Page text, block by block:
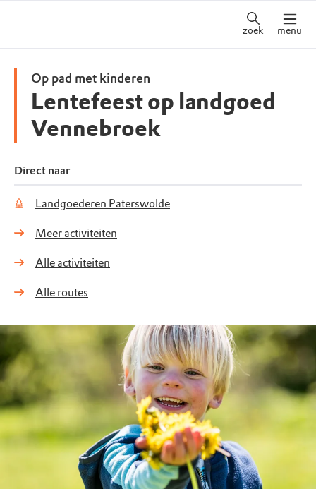
zoek menu
Op pad met kinderen
Lentefeest op landgoed
Vennebroek
Direct naar
Landgoederen Paterswolde
Meer activiteiten
Alle activiteiten
Alle routes